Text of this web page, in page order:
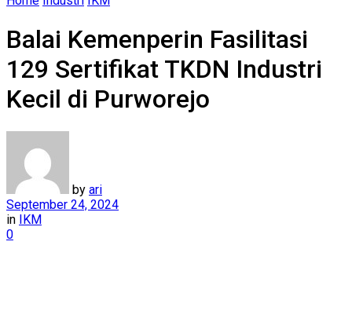
Balai Kemenperin Fasilitasi
129 Sertifikat TKDN Industri
Kecil di Purworejo
by ari
September 24, 2024
in IKM
0